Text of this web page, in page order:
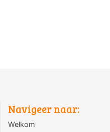
Navigeer naar:
Welkom